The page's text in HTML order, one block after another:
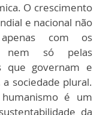
O crescimento
e nacional não
com os
nem só pelas
que governam e
sociedade plural.
é um
da